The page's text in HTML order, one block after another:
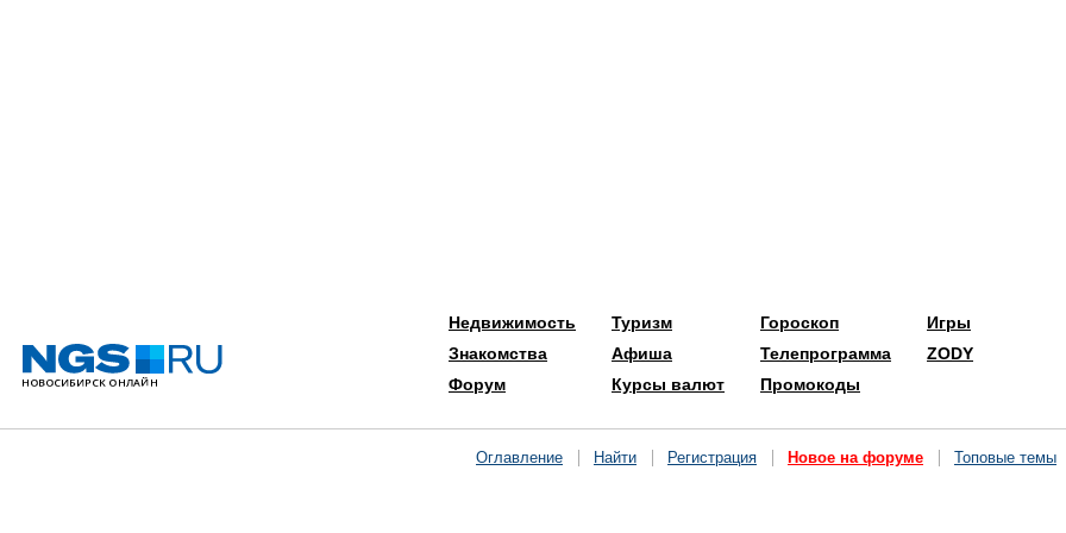
Недвижимость
Знакомства
Форум
Туризм
Афиша
Курсы валют
Гороскоп
Телепрограмма
Промокоды
Игры
ZODY
Оглавление Найти Регистрация Новое на форуме Топовые темы